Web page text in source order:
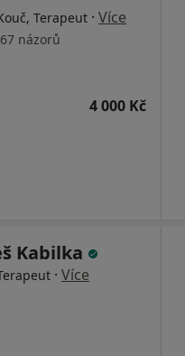
Terapeut · Více
67 názorů
4 000 Kč
Kabilka
· Více